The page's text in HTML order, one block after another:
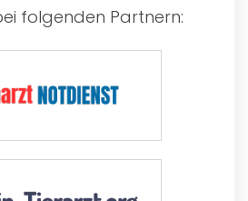
folgenden Partnern: